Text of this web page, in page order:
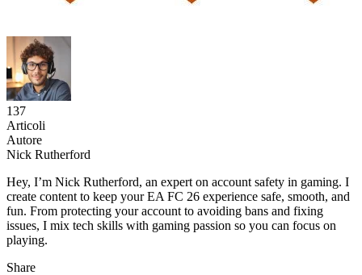
137
Articoli
Autore
Nick Rutherford
Hey, I’m Nick Rutherford, an expert on account safety in gaming. I
create content to keep your EA FC 26 experience safe, smooth, and
fun. From protecting your account to avoiding bans and fixing
issues, I mix tech skills with gaming passion so you can focus on
playing.
Share